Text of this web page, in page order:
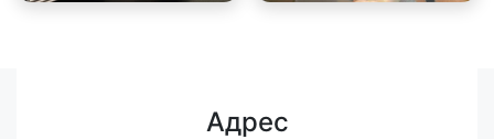
Адрес